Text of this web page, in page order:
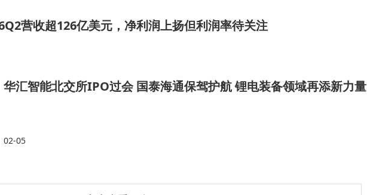
营收超126亿美元，净利润上扬但利润率待关注
华汇智能北交所IPO过会 国泰海通保驾护航 锂电装备领域再添新力量
02-05